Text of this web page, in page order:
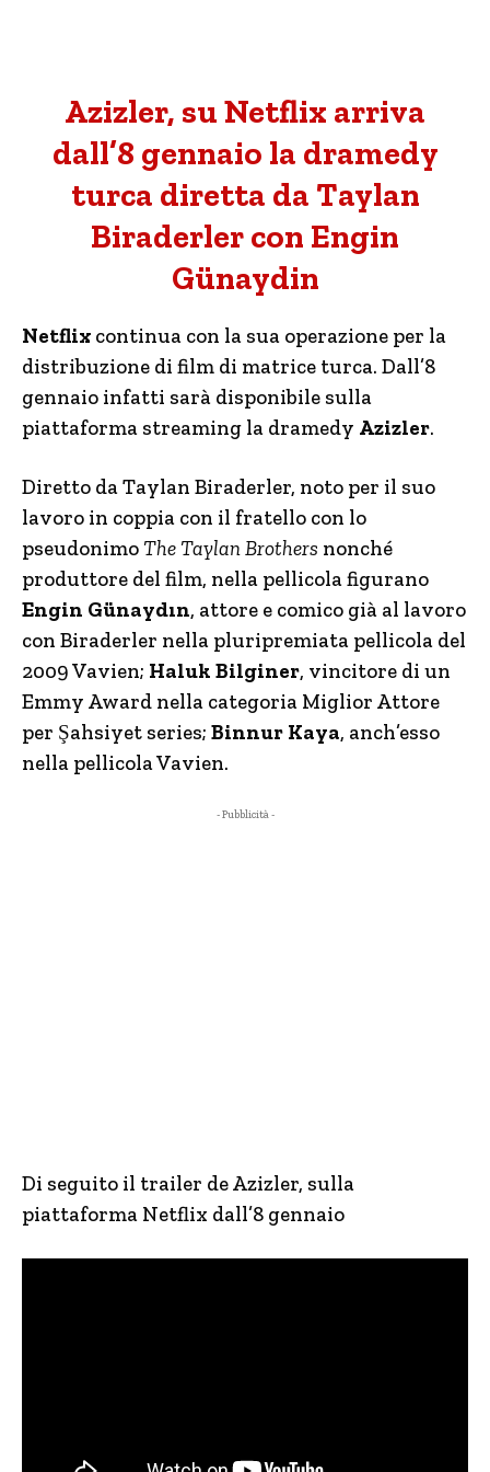
Azizler, su Netflix arriva
dall’8 gennaio la dramedy
turca diretta da Taylan
Biraderler con Engin
Günaydin
Netflix continua con la sua operazione per la
distribuzione di film di matrice turca. Dall’8
gennaio infatti sarà disponibile sulla
piattaforma streaming la dramedy Azizler.
Diretto da Taylan Biraderler, noto per il suo
lavoro in coppia con il fratello con lo
pseudonimoThe Taylan Brothers nonché
produttore del film, nella pellicola figurano
Engin Günaydın, attore e comico già al lavoro
con Biraderler nella pluripremiata pellicola del
2009 Vavien; Haluk Bilginer, vincitore di un
Emmy Award nella categoria Miglior Attore
per Şahsiyet series; Binnur Kaya, anch’esso
nella pellicola Vavien.
- Pubblicità -
Di seguito il trailer de Azizler, sulla
piattaforma Netflix dall’8 gennaio